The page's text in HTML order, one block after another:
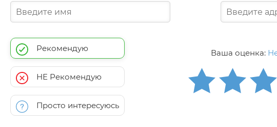
Рекомендую
НЕ Рекомендую
Просто интересуюсь
Ваша оценка: